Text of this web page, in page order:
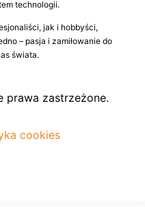
technologii.
jak i hobbyści,
– pasja i zamiłowanie do
świata.
prawa zastrzeżone.
cookies